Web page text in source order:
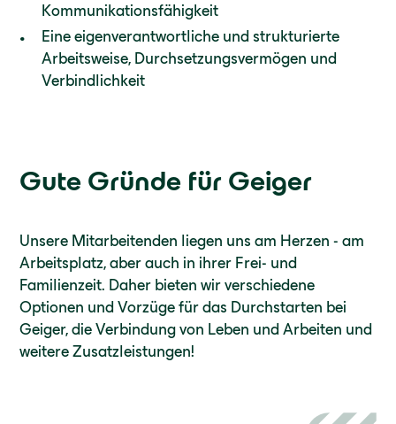
Kommunikationsfähigkeit
Eine eigenverantwortliche und strukturierte
Arbeitsweise, Durchsetzungsvermögen und
Verbindlichkeit
Gute Gründe für Geiger
Unsere Mitarbeitenden liegen uns am Herzen - am
Arbeitsplatz, aber auch in ihrer Frei- und
Familienzeit. Daher bieten wir verschiedene
Optionen und Vorzüge für das Durchstarten bei
Geiger, die Verbindung von Leben und Arbeiten und
weitere Zusatzleistungen!